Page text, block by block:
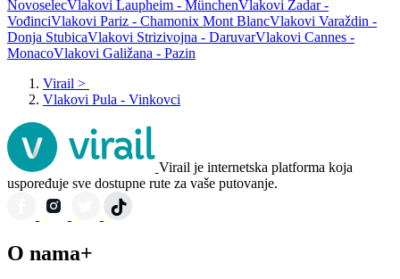
NovoselecVlakovi Laupheim - MünchenVlakovi Zadar -
VođinciVlakovi Pariz - Chamonix Mont BlancVlakovi Varaždin -
Donja StubicaVlakovi Strizivojna - DaruvarVlakovi Cannes -
MonacoVlakovi Galižana - Pazin
Virail >
Vlakovi Pula - Vinkovci
Virail je internetska platforma koja
uspoređuje sve dostupne rute za vaše putovanje.
O nama+